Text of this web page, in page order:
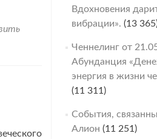
Вдохновения
вибрации». (13
Ченнелинг от
Абунданция
энергия в жизни
(11 311)
События,
Алион (11 251)